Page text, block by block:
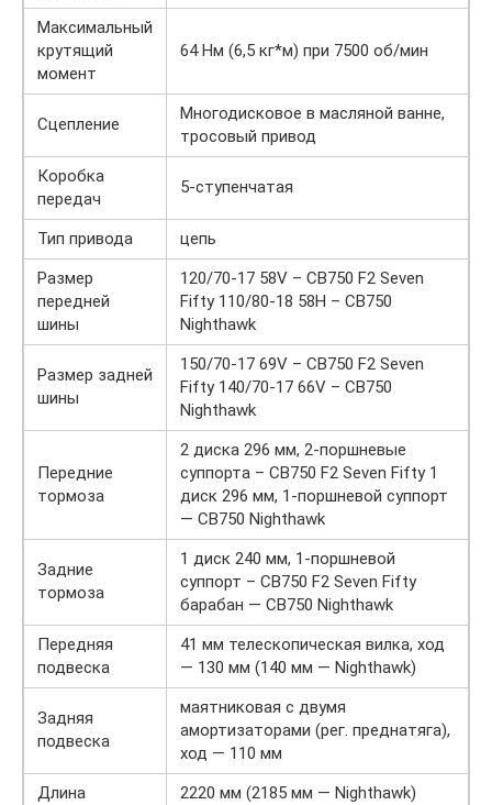
Максимальный
крутящий
момент
64 Нм (6,5 кг*м) при 7500 об/мин
Сцепление
Многодисковое в масляной ванне,
тросовый привод
Коробка
передач
5-ступенчатая
Тип привода
цепь
Размер
передней
шины
120/70-17 58V – CB750 F2 Seven
Fifty 110/80-18 58H – CB750
Nighthawk
Размер задней
шины
150/70-17 69V – CB750 F2 Seven
Fifty 140/70-17 66V – CB750
Nighthawk
Передние
тормоза
2 диска 296 мм, 2-поршневые
суппорта – CB750 F2 Seven Fifty 1
диск 296 мм, 1-поршневой суппорт
— CB750 Nighthawk
Задние
тормоза
1 диск 240 мм, 1-поршневой
суппорт – CB750 F2 Seven Fifty
барабан — CB750 Nighthawk
Передняя
подвеска
41 мм телескопическая вилка, ход
— 130 мм (140 мм — Nighthawk)
Задняя
подвеска
маятниковая с двумя
амортизаторами (рег. преднатяга),
ход — 110 мм
Длина
2220 мм (2185 мм — Nighthawk)